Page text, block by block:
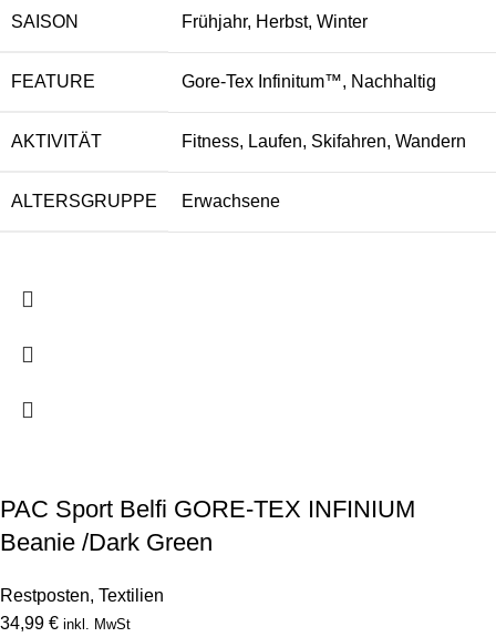
SAISON Frühjahr, Herbst, Winter
FEATURE Gore-Tex Infinitum™, Nachhaltig
AKTIVITÄT Fitness, Laufen, Skifahren, Wandern
ALTERSGRUPPE Erwachsene
PAC Sport Belfi GORE-TEX INFINIUM
Beanie /Dark Green
Restposten, Textilien
34,99 € inkl. MwSt